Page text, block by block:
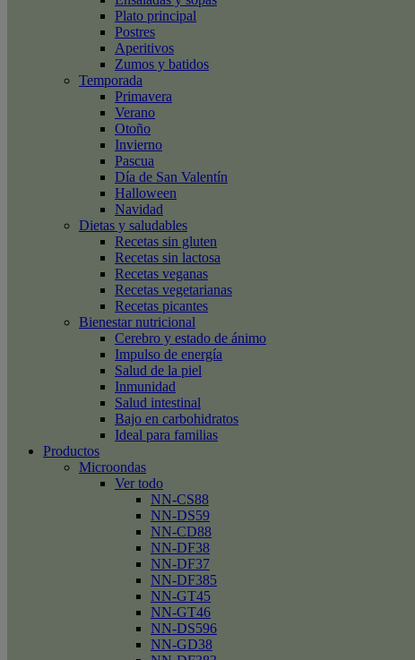
Plato principal
Postres
Aperitivos
Zumos y batidos
Temporada
Primavera
Verano
Otoño
Invierno
Pascua
Día de San Valentín
Halloween
Navidad
Dietas y saludables
Recetas sin gluten
Recetas sin lactosa
Recetas veganas
Recetas vegetarianas
Recetas picantes
Bienestar nutricional
Cerebro y estado de ánimo
Impulso de energía
Salud de la piel
Inmunidad
Salud intestinal
Bajo en carbohidratos
Ideal para familias
Productos
Microondas
Ver todo
NN-CS88
NN-DS59
NN-CD88
NN-DF38
NN-DF37
NN-DF385
NN-GT45
NN-GT46
NN-DS596
NN-GD38